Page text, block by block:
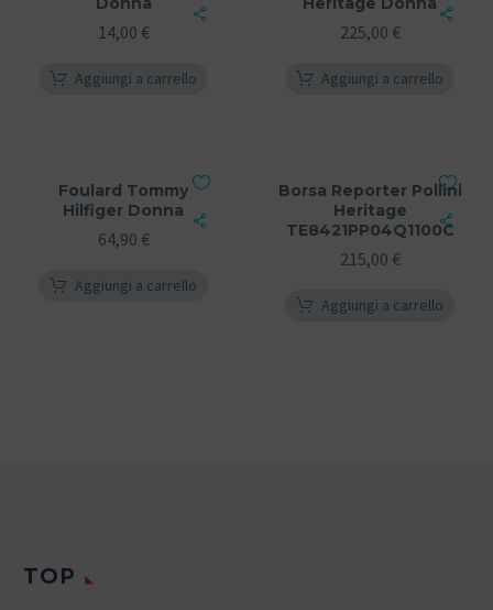
14,00 €
Aggiungi a carrello
225,00 €
Aggiungi a carrello
Foulard Tommy
Hilfiger Donna
64,90 €
Aggiungi a carrello
Borsa Reporter Pollini
Heritage
TE8421PP04Q1100C
215,00 €
Aggiungi a carrello
TOP